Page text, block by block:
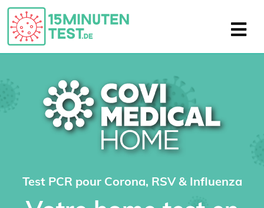
Test PCR pour Corona, RSV & Influenza